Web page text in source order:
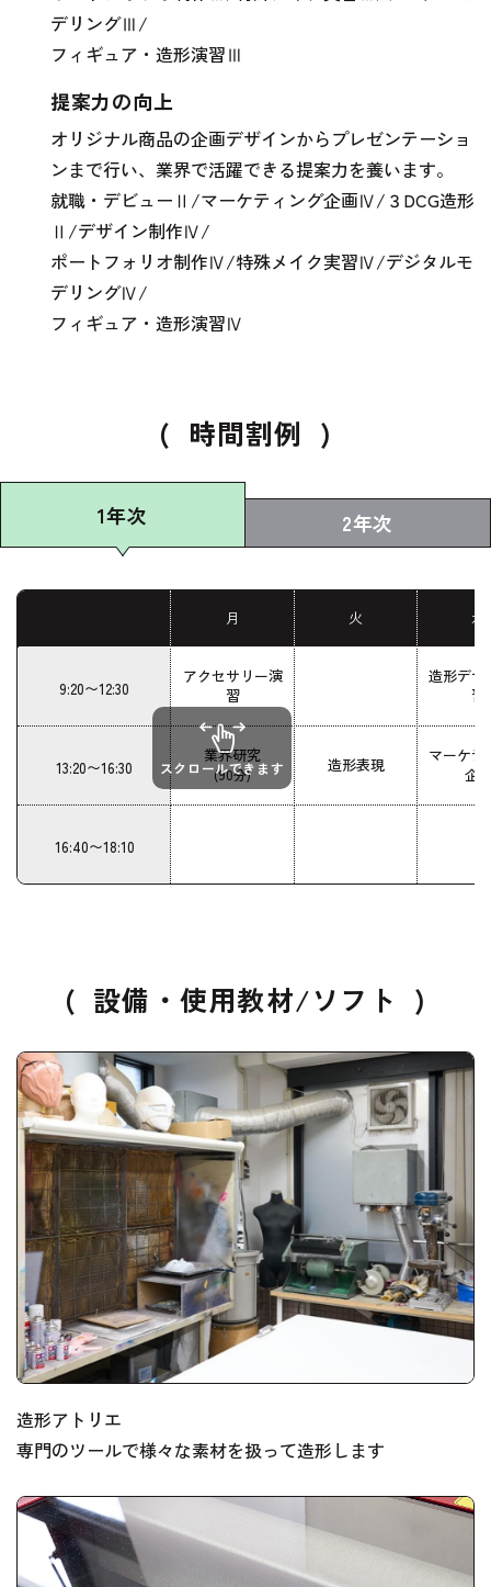
デリングⅢ/
フィギュア・造形演習Ⅲ
提案力の向上
オリジナル商品の企画デザインからプレゼンテーショ
ンまで行い、業界で活躍できる提案力を養います。
就職・デビューⅡ/マーケティング企画Ⅳ/３DCG造形
Ⅱ/デザイン制作Ⅳ/
ポートフォリオ制作Ⅳ/特殊メイク実習Ⅳ/デジタルモ
デリングⅣ/
フィギュア・造形演習Ⅳ
( 時間割例 )
1年次 2年次
月 火 水
9:20〜12:30
アクセサリー演
習
造形デザ
習
13:20〜16:30
業界研究
(90分) 造形表現
マーケテ
企
16:40〜18:10
スクロールできます
( 設備・使用教材/ソフト )
造形アトリエ
専門のツールで様々な素材を扱って造形します